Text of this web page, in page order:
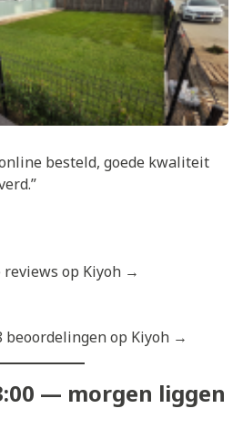
besteld, goede kwaliteit
reviews op Kiyoh →
beoordelingen op Kiyoh →
— morgen liggen